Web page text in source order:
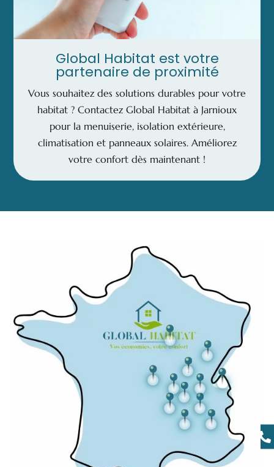
Global Habitat est votre
partenaire de proximité
Vous souhaitez des solutions durables pour votre
habitat ? Contactez Global Habitat à Jarnioux
pour la menuiserie, isolation extérieure,
climatisation et panneaux solaires. Améliorez
votre confort dès maintenant !
